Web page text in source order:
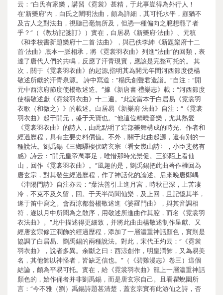
云：“白氏有家樂，講習《霓裳》甚精，于此事豈得為外行人！
在‘新樂府’內，白氏之闡明法曲，頗為詳細，其可托水平，顧猶不
及古人之對法曲，視聽已毫無所及，但憑一種偏向之臆想罷了者
乎？”（《教坊記箋訂》）實在，白居易《新樂府·法曲》、元稹
《和李校書新題樂府十二首·法曲》，與已佚李紳《新題樂府十二
首·法曲》底本一脈相承，將《霓裳羽衣曲》列進“法曲”的回類，表
達了唐代人們的共鳴，反應了汗青現實，應該是完整可托的。 其
次，關于《霓裳羽衣曲》的起源,指明其為開元年間河西節度使楊
敬述所獻的汗青泉源。 詩中寫道：“楊氏創聲君造譜。”自注：“開
元中西涼府節度使楊敬述造。”據《新唐書·禮樂志》載：“河西節度
使楊敬述獻《霓裳羽衣曲》十二遍。”此說當本于白居易《霓裳羽
衣歌（和微之）》的載述。白居易《新樂府·法曲》自注：“《霓裳
羽衣曲》起于開元，盛于天寶也。”他這位精曉音樂，尤其熱愛
《霓裳羽衣曲》的詩人，由此點明了這部樂舞構成的時光、作者和
經過歷程，具有主要史料價值。不外，關于此曲起源，還有別的一
種說法。劉禹錫《三鄉驛樓伏睹玄宗〈看女幾山詩〉，小臣斐然有
感》詩云：“開元皇帝萬事足，唯惜那時光景促。三鄉陌上看仙
山，回作《霓裳羽衣曲》。”風趣的是，劉禹錫把此曲著作權回為
唐玄宗，對其發生經過歷程，作了神話化的論述。后來晚唐鄭嵎
《津陽門詩》自注亦云：“葉法善引上進月宮，時秋已深，上苦凄
冷，不克不及久留，回。于天半尚聞仙樂，及上回，且記憶其半，
遂于笛中寫之。會西涼都督楊敬述進《婆羅門曲》，與其音調相
符，遂以月中所聞為之散序，用敬述所進曲作其腔，而名《霓裳羽
衣法曲》。”此中描述得更細致，并將此曲由楊敬述制作呈獻、又
經唐玄宗修正潤飾的經過歷程，添加了一層濃重神話顏色，實則是
協調了白居易、劉禹錫的兩種說法。對此，宋代王灼云：“《霓裳
羽衣曲》，說者多異。余斷之曰：西涼創作，明皇潤飾，又為易美
名，其他飾以神怪者，皆缺乏信也。”（《碧雞漫志》卷三）這個
結論，頗為平易可托。實在，給《霓裳羽衣曲》籠上一層濃重神話
顏色的，始作俑者并非劉禹錫，而是唐玄宗自己。且看瞿蛻園所
言：“今不雅（劉）禹錫詩題甚清楚，蓋玄宗實有此游仙之詩，否